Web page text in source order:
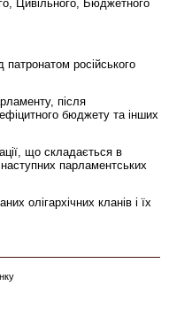
Цивільного, Бюджетного
патронатом російського
після
бюджету та інших
що складається в
парламентських
олігархічних кланів і їх